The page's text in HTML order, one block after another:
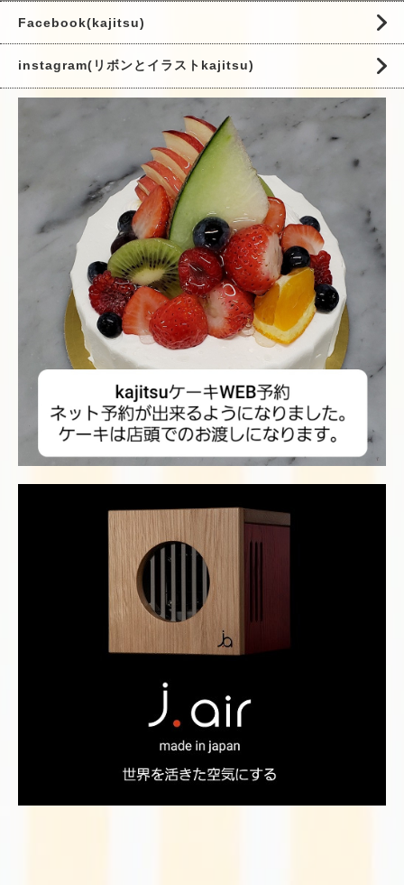
Facebook(kajitsu)
instagram(リボンとイラストkajitsu)